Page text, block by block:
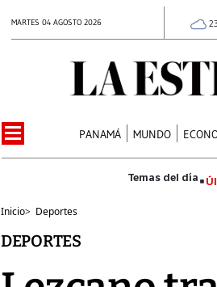
MARTES 04 AGOSTO 2026
PANAMÁ MUNDO
Inicio> Deportes
DEPORTES